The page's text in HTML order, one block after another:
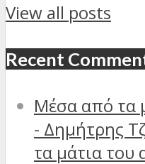
View all posts
Recent
Μέσα από τα
- Δημήτρης
τα μάτια του